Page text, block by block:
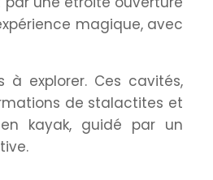
magique, avec
explorer. Ces cavités,
de stalactites et
kayak, guidé par un